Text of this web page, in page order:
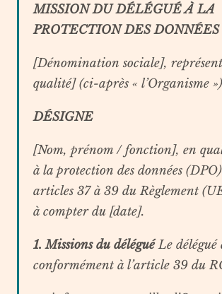
MISSION DU DÉLÉGUÉ À LA
PROTECTION DES DONNÉES
[Dénomination sociale],
qualité] (ci-après « l’Organisme
DÉSIGNE
[Nom, prénom / fonction], en
à la protection des données (DPO)
articles 37 à 39 du Règlement
à compter du [date].
1. Missions du déléguéLe délégué
conformément à l’article 39 du